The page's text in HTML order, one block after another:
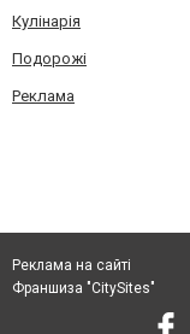
Кулінарія
Подорожі
Реклама
Реклама на сайті
Франшиза "CitySites"